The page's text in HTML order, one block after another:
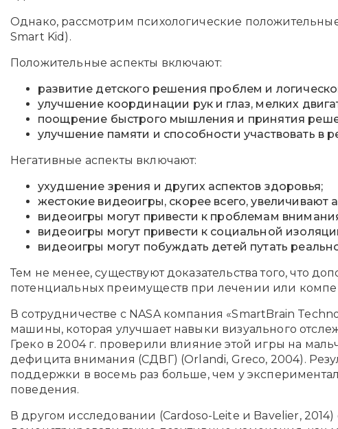
Однако, рассмотрим психологические
Smart Kid).
Положительные аспекты включают:
развитие детского решения проблем и
улучшение координации рук и глаз, мелких
поощрение быстрого мышления и принятия
улучшение памяти и способности участвовать в
Негативные аспекты включают:
ухудшение зрения и других аспектов здоровья;
жестокие видеоигры, скорее всего, увеличивают
видеоигры могут привести к проблемам
видеоигры могут привести к социальной
видеоигры могут побуждать детей путать
Тем не менее, существуют доказательства того, что
потенциальных преимуществ при лечении или
В сотрудничестве с NASA компания «SmartBrain
машины, которая улучшает навыки визуального
Греко в 2004 г. проверили влияние этой игры на
дефицита внимания (СДВГ) (Orlandi, Greco, 2004).
поддержки в восемь раз больше, чем у
поведения.
В другом исследовании (Cardoso-Leite и Bavelier,